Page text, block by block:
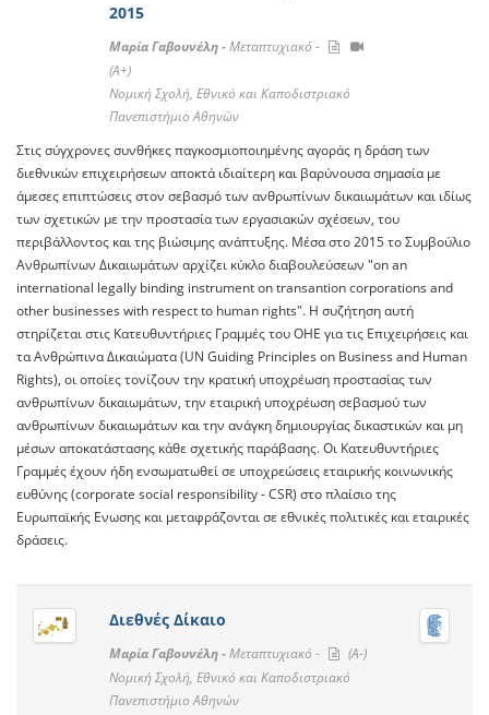
2015
Μαρία Γαβουνέλη -Μεταπτυχιακό -
(A+)
Νομική Σχολή, Εθνικό και Καποδιστριακό
Πανεπιστήμιο Αθηνών
Στις σύγχρονες συνθήκες παγκοσμιοποιημένης αγοράς η δράση των
διεθνικών επιχειρήσεων αποκτά ιδιαίτερη και βαρύνουσα σημασία με
άμεσες επιπτώσεις στον σεβασμό των ανθρωπίνων δικαιωμάτων και ιδίως
των σχετικών με την προστασία των εργασιακών σχέσεων, του
περιβάλλοντος και της βιώσιμης ανάπτυξης. Μέσα στο 2015 το Συμβούλιο
Ανθρωπίνων Δικαιωμάτων αρχίζει κύκλο διαβουλεύσεων "on an
international legally binding instrument on transantion corporations and
other businesses with respect to human rights". Η συζήτηση αυτή
στηρίζεται στις Κατευθυντήριες Γραμμές του ΟΗΕ για τις Επιχειρήσεις και
τα Ανθρώπινα Δικαιώματα (UN Guiding Principles on Business and Human
Rights), οι οποίες τονίζουν την κρατική υποχρέωση προστασίας των
ανθρωπίνων δικαιωμάτων, την εταιρική υποχρέωση σεβασμού των
ανθρωπίνων δικαιωμάτων και την ανάγκη δημιουργίας δικαστικών και μη
μέσων αποκατάστασης κάθε σχετικής παράβασης. Οι Κατευθυντήριες
Γραμμές έχουν ήδη ενσωματωθεί σε υποχρεώσεις εταιρικής κοινωνικής
ευθύνης (corporate social responsibility - CSR) στο πλαίσιο της
Ευρωπαϊκής Ενωσης και μεταφράζονται σε εθνικές πολιτικές και εταιρικές
δράσεις.
Διεθνές Δίκαιο
Μαρία Γαβουνέλη -Μεταπτυχιακό -
(A-)
Νομική Σχολή, Εθνικό και Καποδιστριακό
Πανεπιστήμιο Αθηνών